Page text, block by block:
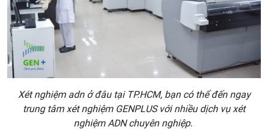
Xét nghiệm adn ở đâu tại TP.HCM, bạn có thể đến ngay
trung tâm xét nghiệm GENPLUS với nhiều dịch vụ xét
nghiệm ADN chuyên nghiệp.